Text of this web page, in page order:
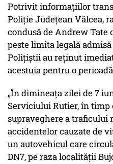
Potrivit informațiilor
Poliție Județean Vâlcea,
condusă de Andrew
peste limita legală
Polițiștii au reținut
acestuia pentru o
„În dimineaţa zilei de 7
Serviciului Rutier, în timp
supraveghere a traficului
accidentelor cauzate de
un autovehicul care
DN7, pe raza localităţii